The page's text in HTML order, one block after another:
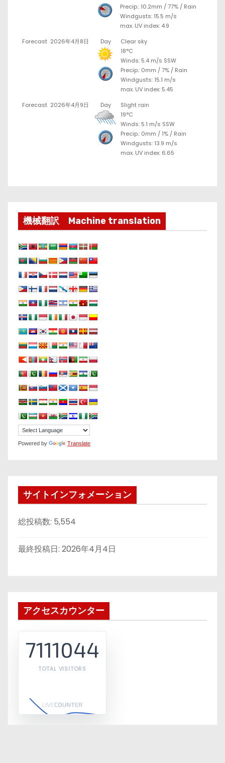
Precip.: 10.2mm /77% / Rain
Windgusts: 15.5 m/s
max. UV index: 4.9
Forecast 2026年4月8日 Day
Clear sky
18°C
Winds: 5.4 m/s SSW
Precip.: 0mm /7% / Rain
Windgusts: 15.1 m/s
max. UV index: 5.45
Forecast 2026年4月9日 Day
Slight rain
19°C
Winds: 5.1 m/s SSW
Precip.: 0mm / 1% / Rain
Windgusts: 13.9 m/s
max. UV index: 6.65
機械翻訳 Machine translation
Powered by Translate
サイトインフォメーション
総投稿数: 5,554
最終投稿日: 2026年4月4日
アクセスカウンター
7111044
TOTAL VISITORS